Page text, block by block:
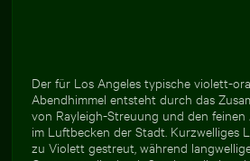
Der für Los Angeles typische violett-
Abendhimmel entsteht durch das
von Rayleigh-Streuung und den feinen
im Luftbecken der Stadt. Kurzwelliges
zu Violett gestreut, während